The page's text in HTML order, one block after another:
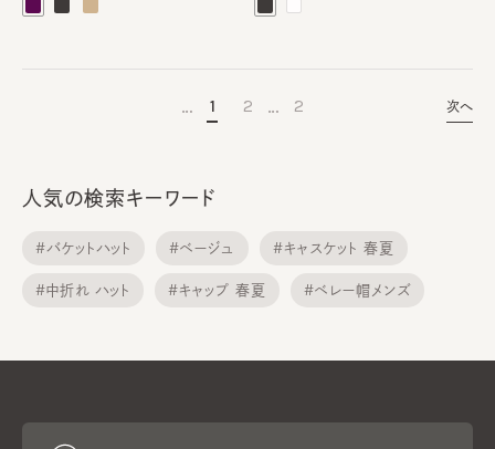
… 1 2 … 2 次へ
人気の検索キーワード
#バケットハット #ベージュ #キャスケット 春夏
#中折れ ハット #キャップ 春夏 #ベレー帽メンズ